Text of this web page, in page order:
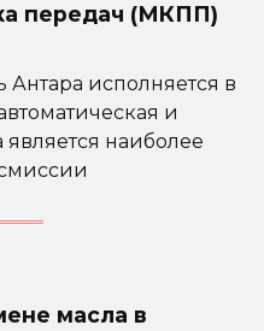
передач (МКПП)
исполняется в
и
наиболее
масла в